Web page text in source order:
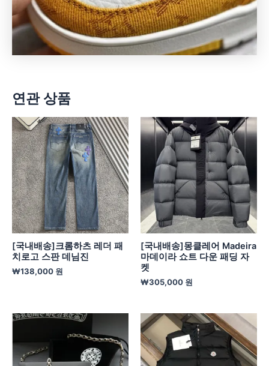
연관 상품
[국내배송]크롬하츠 레더 패
치로고 스판 데님진
₩138,000 원
[국내배송]몽클레어 Madeira
마데이라 쇼트 다운 패딩 자
켓
₩305,000 원